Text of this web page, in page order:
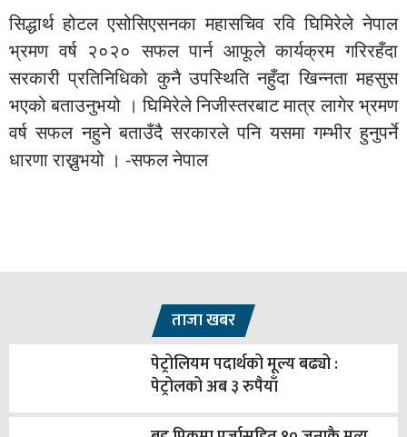
सिद्धार्थ होटल एसोसिएसनका महासचिव रवि घिमिरेले नेपाल
भ्रमण वर्ष २०२० सफल पार्न आफूले कार्यक्रम गरिरहँदा
सरकारी प्रतिनिधिको कुनै उपस्थिति नहुँदा खिन्नता महसुस
भएको बताउनुभयो । घिमिरेले निजीस्तरबाट मात्र लागेर भ्रमण
वर्ष सफल नहुने बताउँदै सरकारले पनि यसमा गम्भीर हुनुपर्ने
धारणा राख्नुभयो । -सफल नेपाल
ताजा खबर
पेट्रोलियम पदार्थको मूल्य बढ्यो :
पेट्रोलको अब ३ रुपैयाँ